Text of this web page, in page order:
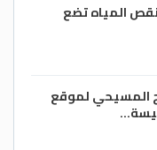
ونقص المياه تضع
المسيحي لموقع